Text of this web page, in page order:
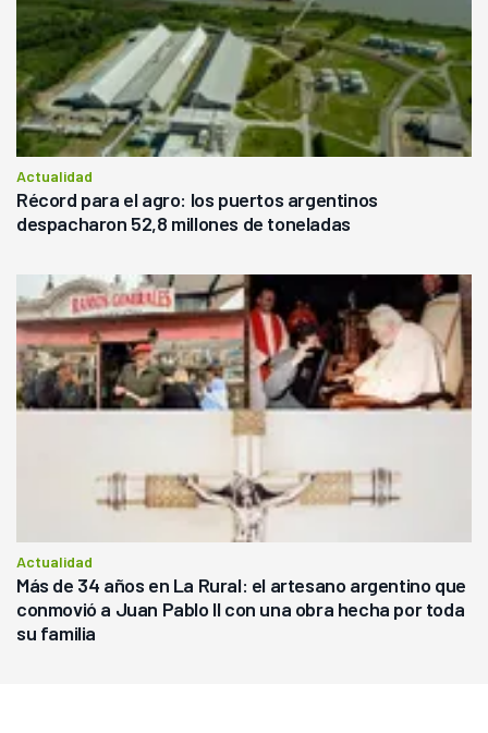
Actualidad
Récord para el agro: los puertos argentinos
despacharon 52,8 millones de toneladas
Actualidad
Más de 34 años en La Rural: el artesano argentino que
conmovió a Juan Pablo II con una obra hecha por toda
su familia